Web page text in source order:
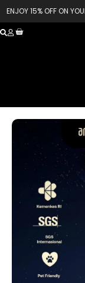
ENJOY 15% OFF ON